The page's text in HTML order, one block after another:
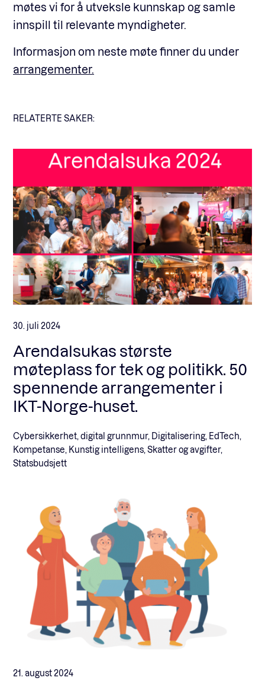
møtes vi for å utveksle kunnskap og samle
innspill til relevante myndigheter.
Informasjon om neste møte finner du under
arrangementer.
RELATERTE SAKER:
30. juli 2024
Arendalsukas største
møteplass for tek og politikk. 50
spennende arrangementer i
IKT-Norge-huset.
Cybersikkerhet, digital grunnmur, Digitalisering, EdTech,
Kompetanse, Kunstig intelligens, Skatter og avgifter,
Statsbudsjett
21. august 2024